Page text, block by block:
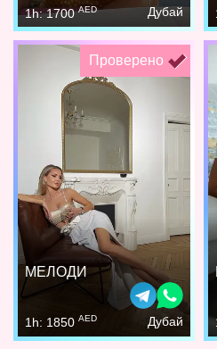
1h: 1700AED Дубай
Проверено
МЕЛОДИ
1h: 1850 AED Дубай